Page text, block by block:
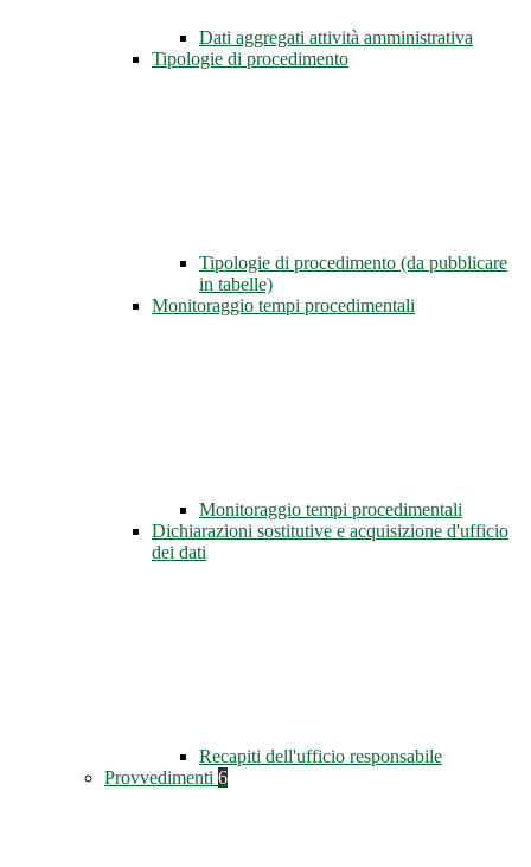
Dati aggregati attività amministrativa
Tipologie di procedimento
Tipologie di procedimento (da pubblicare
in tabelle)
Monitoraggio tempi procedimentali
Monitoraggio tempi procedimentali
Dichiarazioni sostitutive e acquisizione d'ufficio
dei dati
Recapiti dell'ufficio responsabile
Provvedimenti 6